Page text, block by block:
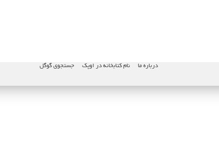
درباره ما نام کتابخانه در اوپک جستجوی گوگل